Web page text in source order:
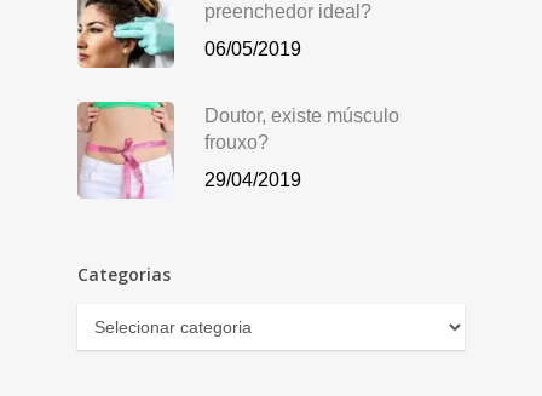
preenchedor ideal?
06/05/2019
Doutor, existe músculo
frouxo?
29/04/2019
Categorias
Categorias